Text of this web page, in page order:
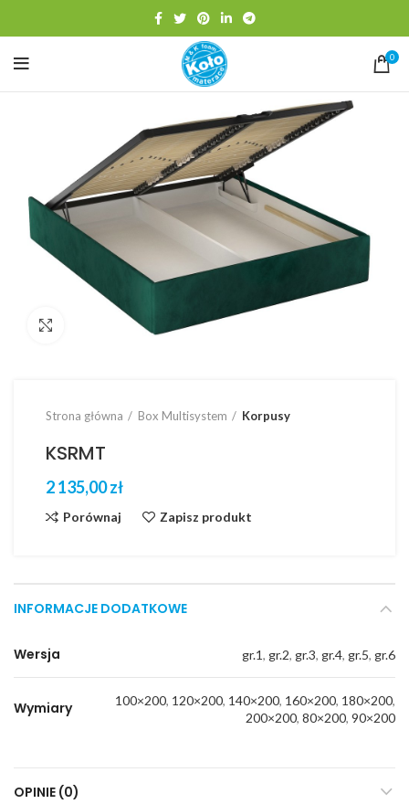
0
Click to enlarge
Strona główna Box Multisystem Korpusy
KSRMT
zł
Porównaj Zapisz produkt
INFORMACJE DODATKOWE
Wersja gr.1, gr.2, gr.3, gr.4, gr.5, gr.6
Wymiary 100×200, 120×200, 140×200, 160×200, 180×200,
200×200, 80×200, 90×200
OPINIE (0)